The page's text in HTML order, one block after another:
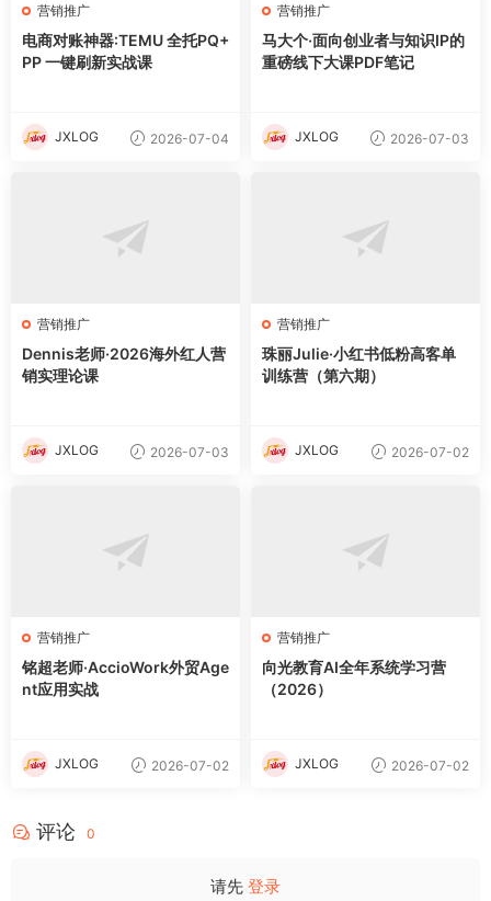
营销推广
电商对账神器:TEMU 全托PQ+
PP 一键刷新实战课
JXLOG 2026-07-04
营销推广
马大个·面向创业者与知识IP的
重磅线下大课PDF笔记
JXLOG 2026-07-03
营销推广
Dennis老师·2026海外红人营
销实理论课
JXLOG 2026-07-03
营销推广
珠丽Julie·小红书低粉高客单
训练营（第六期）
JXLOG 2026-07-02
营销推广
铭超老师·AccioWork外贸Age
nt应用实战
JXLOG 2026-07-02
营销推广
向光教育AI全年系统学习营
（2026）
JXLOG 2026-07-02
评论 0
请先 登录